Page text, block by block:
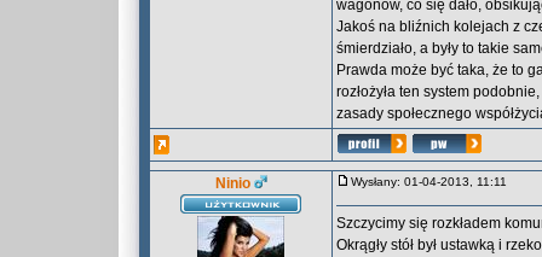
wagonów, co się dało,
Jakoś na bliźnich kolejach z
śmierdziało, a były to takie
Prawda może być taka, że to
rozłożyła ten system
zasady społecznego
Ninio Wysłany: 01-04-2013, 11:11
Szczycimy się rozkładem
Okrągły stół był ustawką i